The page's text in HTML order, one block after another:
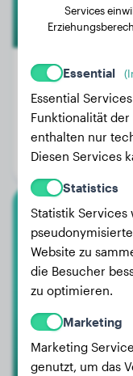
Gewicht:
Alter:
Geschlecht:
Services
Essential
Essential
Funktionalität
enthalten nur
Diesen Services
Statistics
Statistik
Website zu
die Besucher
zu optimieren.
Marketing
Marketing
genutzt, um das